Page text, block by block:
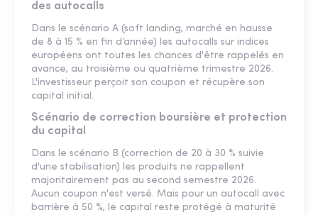
des autocalls
Dans le scénario A (soft landing, marché en hausse
de 8 à 15 % en fin d’année) les autocalls sur indices
européens ont toutes les chances d'être rappelés en
avance, au troisième ou quatrième trimestre 2026.
L'investisseur perçoit son coupon et récupère son
capital initial.
Scénario de correction boursière et protection
du capital
Dans le scénario B (correction de 20 à 30 % suivie
d'une stabilisation) les produits ne rappellent
majoritairement pas au second semestre 2026.
Aucun coupon n'est versé. Mais pour un autocall avec
barrière à 50 %, le capital reste protégé à maturité